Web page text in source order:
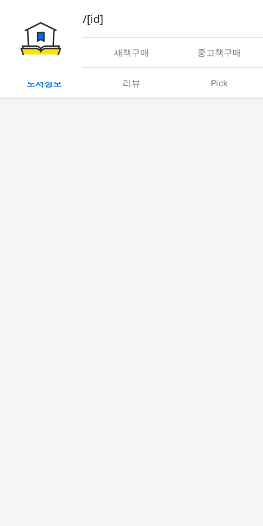
book/rent/[id]
대여 새책구매 중고책구매
도서정보 리뷰 Pick